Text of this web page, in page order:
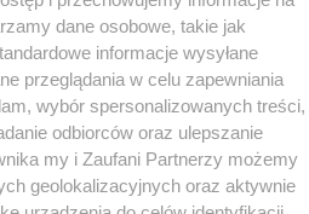
dane osobowe, takie jak
informacje wysyłane
przeglądania w celu zapewniania
wybór spersonalizowanych treści,
odbiorców oraz ulepszanie
my i Zaufani Partnerzy możemy
geolokalizacyjnych oraz aktywnie